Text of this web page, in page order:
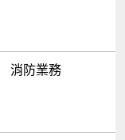
消防業務